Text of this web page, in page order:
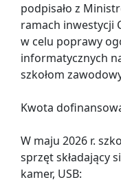
podpisało z
ramach inwestycji
w celu poprawy
informatycznych
szkołom
Kwota
W maju 2026 r.
sprzęt składający
kamer, USB: